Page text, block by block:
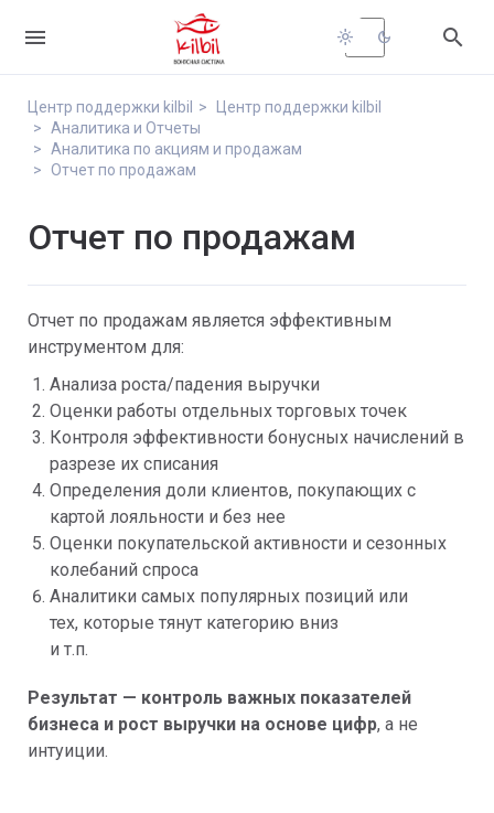
 light_mode dark_mode 
Центр поддержки kilbil
Центр поддержки kilbil
Аналитика и Отчеты
Аналитика по акциям и продажам
Отчет по продажам
Отчет по продажам
Отчет по продажам является эффективным
инструментом для:
Анализа роста/падения выручки
Оценки работы отдельных торговых точек
Контроля эффективности бонусных начислений в
разрезе их списания
Определения доли клиентов, покупающих с
картой лояльности и без нее
Оценки покупательской активности и сезонных
колебаний спроса
Аналитики самых популярных позиций или
тех, которые тянут категорию вниз
и т.п.
Результат — контроль важных показателей
бизнеса и рост выручки на основе цифр, а не
интуиции.